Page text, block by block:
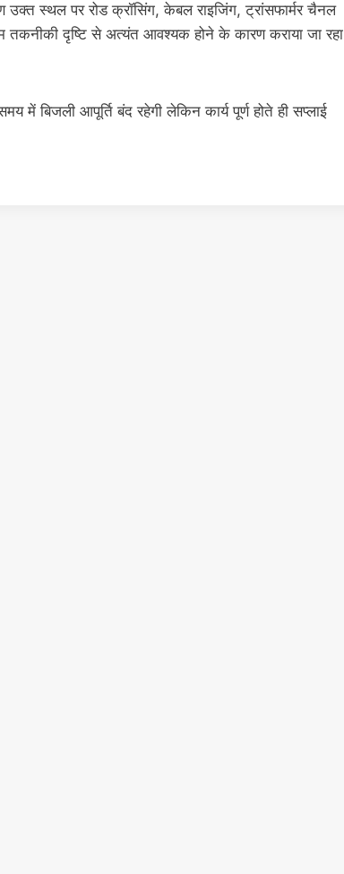
उक्त स्थल पर रोड क्रॉसिंग, केबल राइजिंग, ट्रांसफार्मर चैनल
तकनीकी दृष्टि से अत्यंत आवश्यक होने के कारण कराया जा रहा
में बिजली आपूर्ति बंद रहेगी लेकिन कार्य पूर्ण होते ही सप्लाई